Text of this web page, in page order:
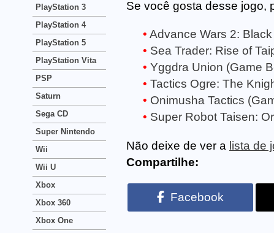
Se você gosta desse jogo,
Advance Wars 2:
Sea Trader: Rise of
Yggdra Union (Game
Tactics Ogre: The
Onimusha Tactics
Super Robot Taisen:
Não deixe de ver a lista de
Compartilhe:
Facebook
PlayStation 3
PlayStation 4
PlayStation 5
PlayStation Vita
PSP
Saturn
Sega CD
Super Nintendo
Wii
Wii U
Xbox
Xbox 360
Xbox One